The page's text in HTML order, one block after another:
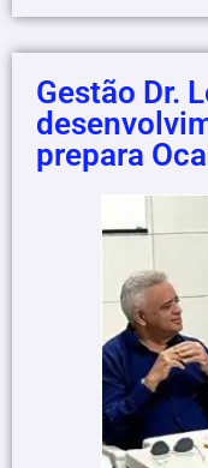
Gestão Dr.
prepara